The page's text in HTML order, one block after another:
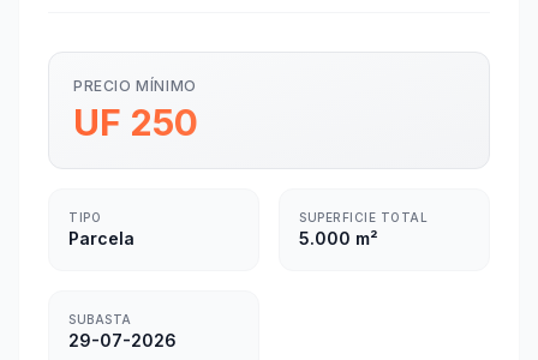
PRECIO MÍNIMO
UF 250
TIPO
Parcela
SUPERFICIE TOTAL
5.000 m²
SUBASTA
29-07-2026